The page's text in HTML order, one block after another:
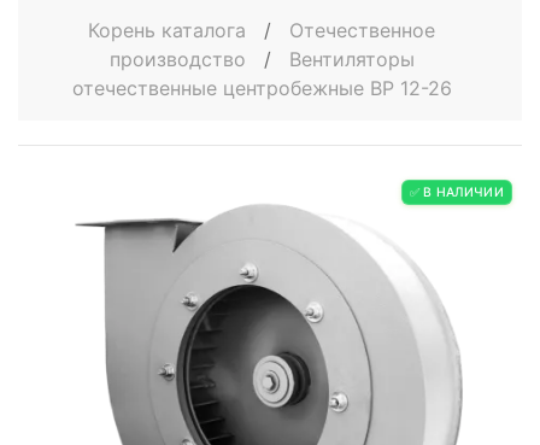
Корень каталога /
Отечественное
производство
/
Вентиляторы
отечественные центробежные ВР 12-26
✅ В НАЛИЧИИ